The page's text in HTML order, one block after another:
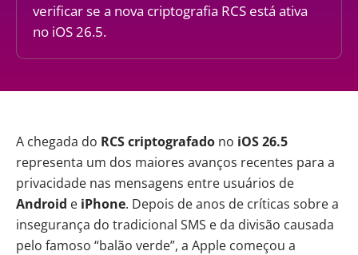
verificar se a nova criptografia RCS está ativa
no iOS 26.5.
A chegada do RCS criptografado no iOS 26.5
representa um dos maiores avanços recentes para a
privacidade nas mensagens entre usuários de
Android e iPhone. Depois de anos de críticas sobre a
insegurança do tradicional SMS e da divisão causada
pelo famoso “balão verde”, a Apple começou a